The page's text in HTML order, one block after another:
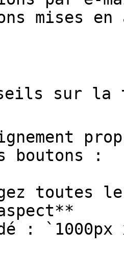
mises en
sur la
boutons :
toutes
: